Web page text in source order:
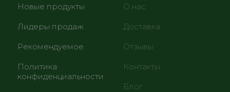
Новые продукты
Лидеры продаж
Рекомендуемое
Политика
конфиденциальности
О нас
Доставка
Отзывы
Контакты
Блог